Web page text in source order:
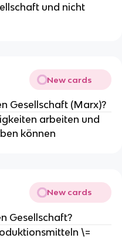
und nicht
New cards
Gesellschaft (Marx)?
arbeiten und
können
New cards
Gesellschaft?
\=